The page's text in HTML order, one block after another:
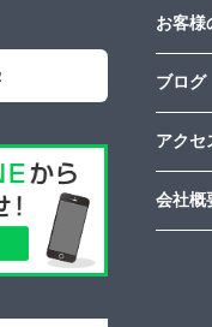
お客様
ブログ
アクセ
会社概